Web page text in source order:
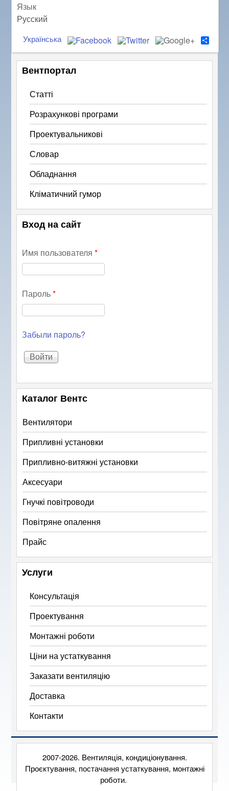
Язык
Русский
S
h
a
r
Українська
Вентпортал
Статті
Розрахункові програми
Проектувальникові
Словар
Обладнання
Кліматичний гумор
Вход на сайт
Имя пользователя*
Пароль*
Забыли пароль?
Каталог Вентс
Вентилятори
Припливні установки
Припливно-витяжні установки
Аксесуари
Гнучкі повітроводи
Повітряне опалення
Прайс
Услуги
Консультація
Проектування
Монтажні роботи
Ціни на устаткування
Заказати вентиляцію
Доставка
Контакти
2007-2026. Вентиляція, кондиціонування.
Проєктування, постачання устаткування, монтажні
роботи.